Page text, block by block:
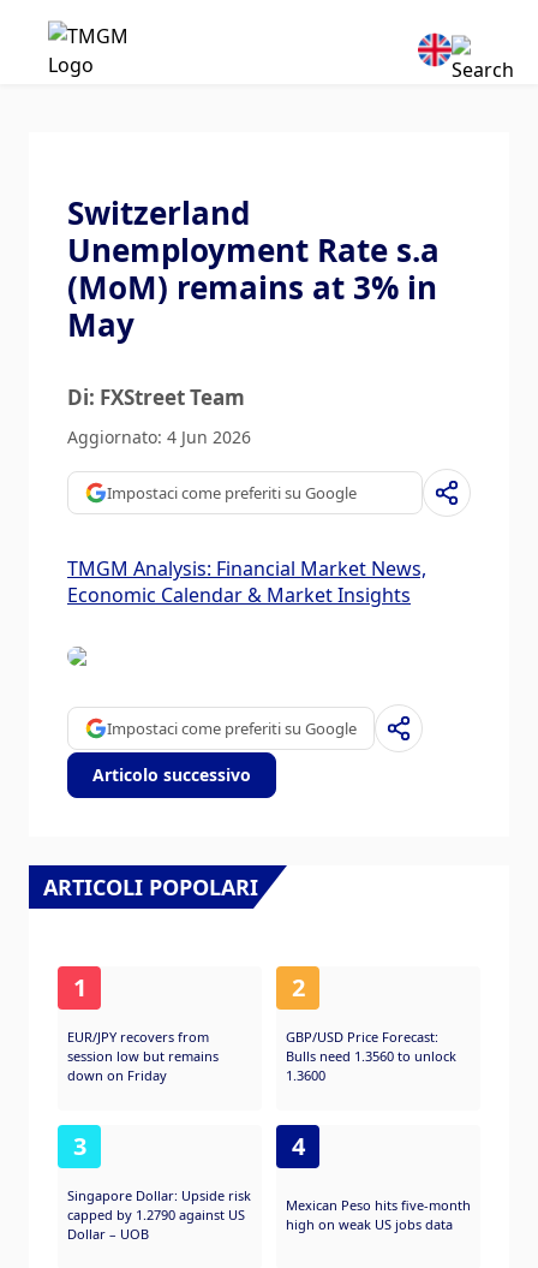
Switzerland
Unemployment Rate s.a
(MoM) remains at 3% in
May
Di: FXStreet Team
Aggiornato: 4 Jun 2026
Impostaci come preferiti su Google
TMGM Analysis: Financial Market News,
Economic Calendar & Market Insights
Impostaci come preferiti su Google
Articolo successivo
ARTICOLI POPOLARI
1
EUR/JPY recovers from
session low but remains
down on Friday
2
GBP/USD Price Forecast:
Bulls need 1.3560 to unlock
1.3600
3
Singapore Dollar: Upside risk
capped by 1.2790 against US
Dollar – UOB
4
Mexican Peso hits five-month
high on weak US jobs data